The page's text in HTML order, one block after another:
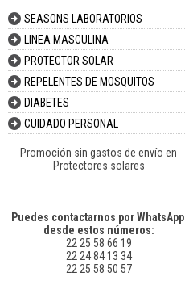
SEASONS LABORATORIOS
LINEA MASCULINA
PROTECTOR SOLAR
REPELENTES DE MOSQUITOS
DIABETES
CUIDADO PERSONAL
Promoción sin gastos de envío en
Protectores solares
Puedes contactarnos por WhatsApp
desde estos números:
22 25 58 66 19
22 24 84 13 34
22 25 58 50 57